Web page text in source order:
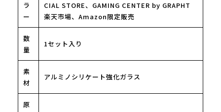
ラ
ー
CIAL STORE、GAMING CENTER by GRAPHT
楽天市場、Amazon限定販売
数
量
1セット入り
素
材
アルミノシリケート強化ガラス
原